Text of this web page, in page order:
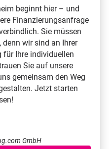
beginnt hier – und
Finanzierungsanfrage
Sie müssen
denn wir sind an Ihrer
für Ihre individuellen
Sie auf unsere
gemeinsam den Weg
Jetzt starten
GmbH